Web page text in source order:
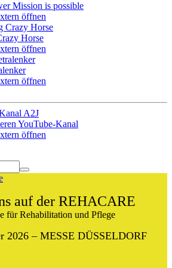
Mission is possible
öffnen
Horse
öffnen
öffnen
YouTube-Kanal
öffnen
auf der REHACARE
für Rehabilitation und Pflege
2026 – MESSE DÜSSELDORF